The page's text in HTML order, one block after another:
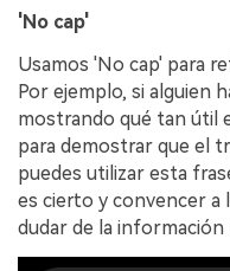
'No cap'
Usamos 'No cap' para
Por ejemplo, si alguien
mostrando qué tan útil
para demostrar que el
puedes utilizar esta
es cierto y convencer a
dudar de la información